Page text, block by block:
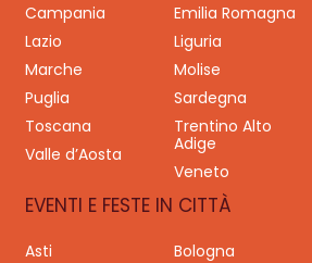
Campania
Emilia Romagna
Lazio
Liguria
Marche
Molise
Puglia
Sardegna
Toscana
Trentino Alto
Adige
Valle d’Aosta
Veneto
EVENTI E FESTE IN CITTÀ
Asti Bologna